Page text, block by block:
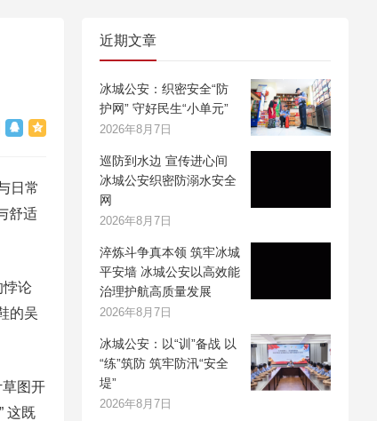
日常
舒适
悖论
的吴
图开
这既
近期文章
冰城公安：织密安全“防
护网” 守好民生“小单元”
2026年8月7日
巡防到水边 宣传进心间
冰城公安织密防溺水安全
网
2026年8月7日
淬炼斗争真本领 筑牢冰城
平安墙 冰城公安以高效能
治理护航高质量发展
2026年8月7日
冰城公安：以“训”备战 以
“练”筑防 筑牢防汛“安全
堤”
2026年8月7日